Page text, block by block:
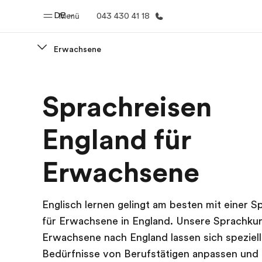
Menü
DE 043 430 41 18
Willkommen bei EF Alle
Erwachsene
Sprachreisen
England für
Erwachsene
Englisch lernen gelingt am besten mit einer
für Erwachsene in England. Unsere
Erwachsene nach England lassen sich
Bedürfnisse von Berufstätigen anpassen und